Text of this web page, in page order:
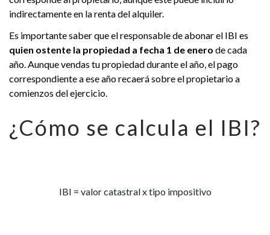
indirectamente en la renta del alquiler.
Es importante saber que el responsable de abonar el IBI es
quien ostente la propiedad a fecha 1 de enero de cada
año. Aunque vendas tu propiedad durante el año, el pago
correspondiente a ese año recaerá sobre el propietario a
comienzos del ejercicio.
¿Cómo se calcula el IBI?
IBI = valor catastral x tipo impositivo